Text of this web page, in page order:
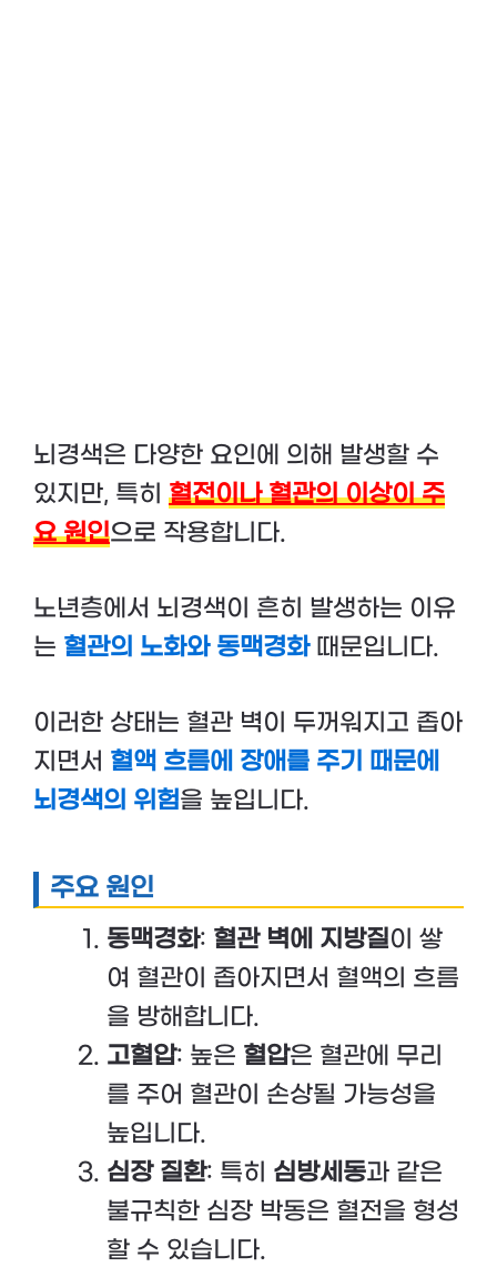
뇌경색은 다양한 요인에 의해 발생할 수
있지만, 특히 혈전이나 혈관의 이상이 주
요 원인으로 작용합니다.
노년층에서 뇌경색이 흔히 발생하는 이유
는 혈관의 노화와 동맥경화때문입니다.
이러한 상태는 혈관 벽이 두꺼워지고 좁아
지면서 혈액 흐름에 장애를 주기 때문에
뇌경색의 위험을 높입니다.
주요 원인
동맥경화: 혈관 벽에 지방질이 쌓
여 혈관이 좁아지면서 혈액의 흐름
을 방해합니다.
고혈압: 높은 혈압은 혈관에 무리
를 주어 혈관이 손상될 가능성을
높입니다.
심장 질환: 특히 심방세동과 같은
불규칙한 심장 박동은 혈전을 형성
할 수 있습니다.